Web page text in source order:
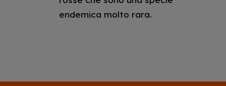
endemica molto rara.